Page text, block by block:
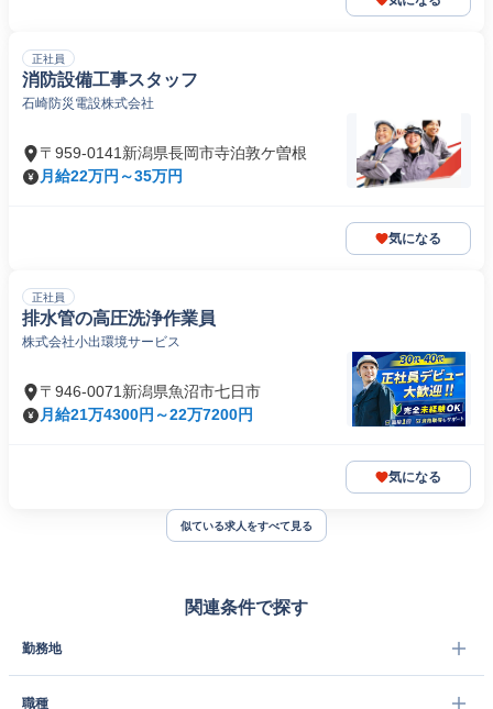
正社員
消防設備工事スタッフ
石崎防災電設株式会社
〒959-0141新潟県長岡市寺泊敦ケ曽根
月給22万円～35万円
気になる
正社員
排水管の高圧洗浄作業員
株式会社小出環境サービス
〒946-0071新潟県魚沼市七日市
月給21万4300円～22万7200円
気になる
似ている求人をすべて見る
関連条件で探す
勤務地
職種